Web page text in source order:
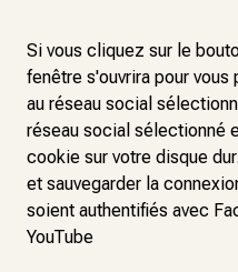
Si vous cliquez sur le
fenêtre s'ouvrira pour
au réseau social
réseau social sélectionné
cookie sur votre disque
et sauvegarder la
soient authentifiés avec
YouTube